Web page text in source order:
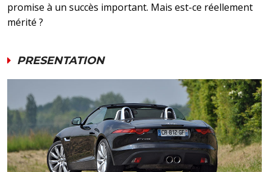
promise à un succès important. Mais est-ce réellement
mérité ?
PRESENTATION